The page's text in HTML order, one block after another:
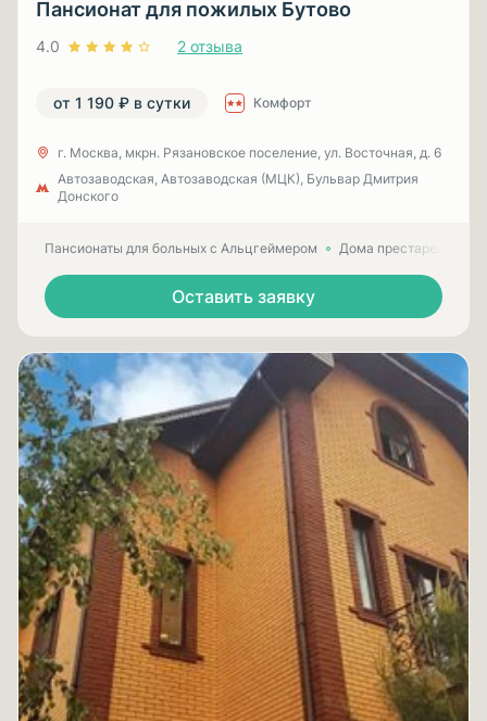
Пансионат для пожилых Бутово
4.0 2 отзыва
от 1 190 ₽ в сутки Комфорт
г. Москва, мкрн. Рязановское поселение, ул. Восточная, д. 6
Автозаводская, Автозаводская (МЦК), Бульвар Дмитрия
Донского
Пансионаты для больных с Альцгеймером Дома престарелых
Оставить заявку